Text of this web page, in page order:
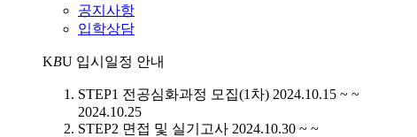
공지사항
입학상담
KBU 입시일정 안내
STEP1 전공심화과정 모집(1차) 2024.10.15 ~ ~
2024.10.25
STEP2 면접 및 실기고사 2024.10.30 ~ ~